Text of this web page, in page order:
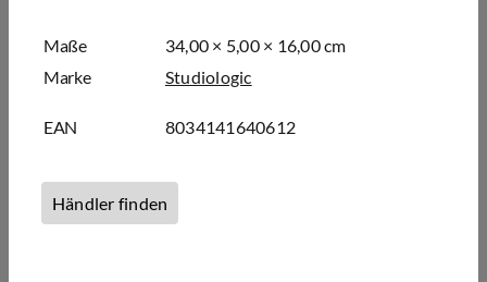
Maße
34,00 × 5,00 × 16,00 cm
Marke
Studiologic
EAN 8034141640612
Händler finden